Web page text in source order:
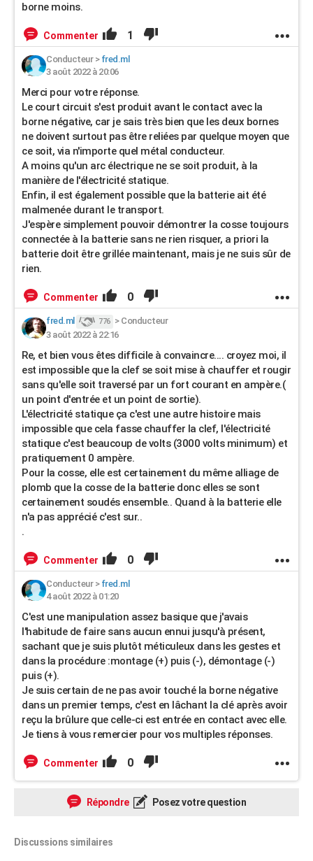
borne moins.
Commenter 1
Conducteur> fred.ml
3 août 2022 à 20:06
Merci pour votre réponse.
Le court circuit s'est produit avant le contact avec la
borne négative, car je sais très bien que les deux bornes
ne doivent surtout pas être reliées par quelque moyen que
ce soit, via n'importe quel métal conducteur.
A moins qu'un arc électrique ne se soit produit, à la
manière de l'électricité statique.
Enfin, il est également possible que la batterie ait été
malmenée durant le transport.
J'espère simplement pouvoir démontrer la cosse toujours
connectée à la batterie sans ne rien risquer, a priori la
batterie doit être grillée maintenant, mais je ne suis sûr de
rien.
Commenter 0
fred.ml 776 > Conducteur
3 août 2022 à 22:16
Re, et bien vous êtes difficile à convaincre.... croyez moi, il
est impossible que la clef se soit mise à chauffer et rougir
sans qu'elle soit traversé par un fort courant en ampère.(
un point d'entrée et un point de sortie).
L'électricité statique ça c'est une autre histoire mais
impossible que cela fasse chauffer la clef, l'électricité
statique c'est beaucoup de volts (3000 volts minimum) et
pratiquement 0 ampère.
Pour la cosse, elle est certainement du même alliage de
plomb que la cosse de la batterie donc elles se sont
certainement soudés ensemble.. Quand à la batterie elle
n'a pas apprécié c'est sur..
.
Commenter 0
Conducteur> fred.ml
4 août 2022 à 01:20
C'est une manipulation assez basique que j'avais
l'habitude de faire sans aucun ennui jusqu'à présent,
sachant que je suis plutôt méticuleux dans les gestes et
dans la procédure :montage (+) puis (-), démontage (-)
puis (+).
Je suis certain de ne pas avoir touché la borne négative
dans un premier temps, c'est en lâchant la clé après avoir
reçu la brûlure que celle-ci est entrée en contact avec elle.
Je tiens à vous remercier pour vos multiples réponses.
Commenter 0
Répondre Posez votre question
Discussions similaires